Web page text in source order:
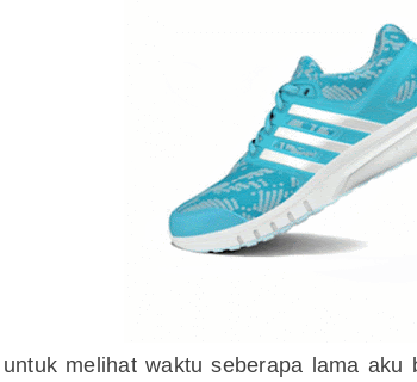
melihat waktu seberapa lama aku